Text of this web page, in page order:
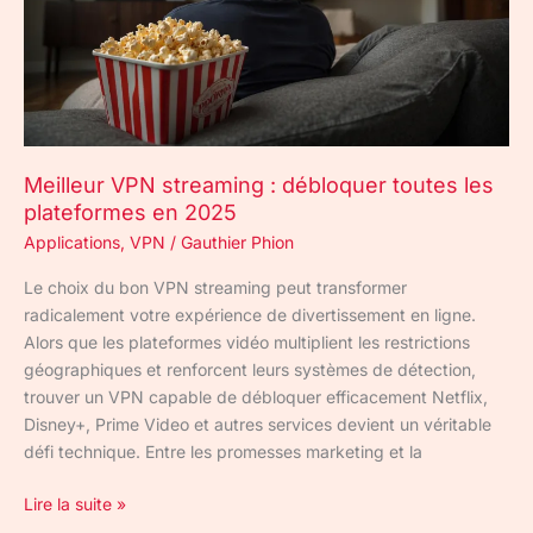
Meilleur VPN streaming : débloquer toutes les
plateformes en 2025
Applications, VPN / Gauthier Phion
Le choix du bon VPN streaming peut transformer
radicalement votre expérience de divertissement en ligne.
Alors que les plateformes vidéo multiplient les restrictions
géographiques et renforcent leurs systèmes de détection,
trouver un VPN capable de débloquer efficacement Netflix,
Disney+, Prime Video et autres services devient un véritable
défi technique. Entre les promesses marketing et la
Lire la suite »